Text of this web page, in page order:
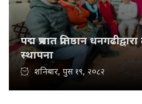
पद्म प्रभात प्रतिष्ठान
स्थापना
शनिबार, पुस १९, २०८२